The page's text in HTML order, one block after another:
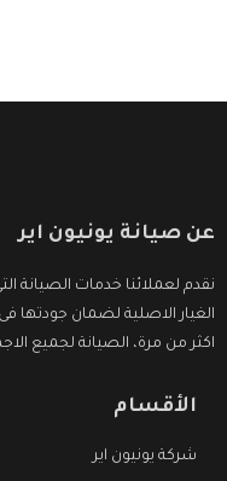
عن صيانة يونيون اير
نقدم لعملائنا خدمات الصيانة
الغيار الاصلية لضمان
اكثر من مرة، الصيانة لجميع
الأقسام
شركة يونيون اير